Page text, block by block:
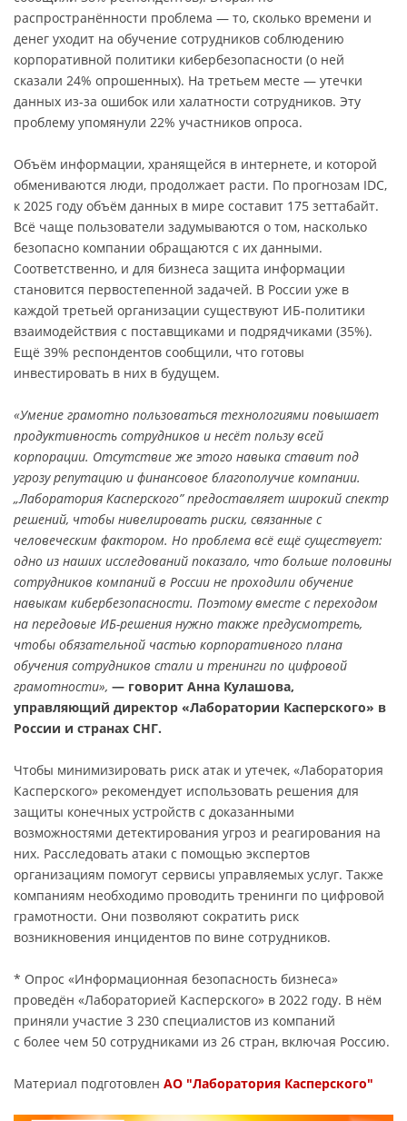
распространённости проблема ― то, сколько времени и
денег уходит на обучение сотрудников соблюдению
корпоративной политики кибербезопасности (о ней
сказали 24% опрошенных). На третьем месте — утечки
данных из-за ошибок или халатности сотрудников. Эту
проблему упомянули 22% участников опроса.
Объём информации, хранящейся в интернете, и которой
обмениваются люди, продолжает расти. По прогнозам IDC,
к 2025 году объём данных в мире составит 175 зеттабайт.
Всё чаще пользователи задумываются о том, насколько
безопасно компании обращаются с их данными.
Соответственно, и для бизнеса защита информации
становится первостепенной задачей. В России уже в
каждой третьей организации существуют ИБ-политики
взаимодействия с поставщиками и подрядчиками (35%).
Ещё 39% респондентов сообщили, что готовы
инвестировать в них в будущем.
«Умение грамотно пользоваться технологиями повышает
продуктивность сотрудников и несёт пользу всей
корпорации. Отсутствие же этого навыка ставит под
угрозу репутацию и финансовое благополучие компании.
„Лаборатория Касперского” предоставляет широкий спектр
решений, чтобы нивелировать риски, связанные с
человеческим фактором. Но проблема всё ещё существует:
одно из наших исследований показало, что больше половины
сотрудников компаний в России не проходили обучение
навыкам кибербезопасности. Поэтому вместе с переходом
на передовые ИБ-решения нужно также предусмотреть,
чтобы обязательной частью корпоративного плана
обучения сотрудников стали и тренинги по цифровой
грамотности», — говорит Анна Кулашова,
управляющий директор «Лаборатории Касперского» в
России и странах СНГ.
Чтобы минимизировать риск атак и утечек, «Лаборатория
Касперского» рекомендует использовать решения для
защиты конечных устройств с доказанными
возможностями детектирования угроз и реагирования на
них. Расследовать атаки с помощью экспертов
организациям помогут сервисы управляемых услуг. Также
компаниям необходимо проводить тренинги по цифровой
грамотности. Они позволяют сократить риск
возникновения инцидентов по вине сотрудников.
* Опрос «Информационная безопасность бизнеса»
проведён «Лабораторией Касперского» в 2022 году. В нём
приняли участие 3 230 специалистов из компаний
с более чем 50 сотрудниками из 26 стран, включая Россию.
Материал подготовлен АО "Лаборатория Касперского"